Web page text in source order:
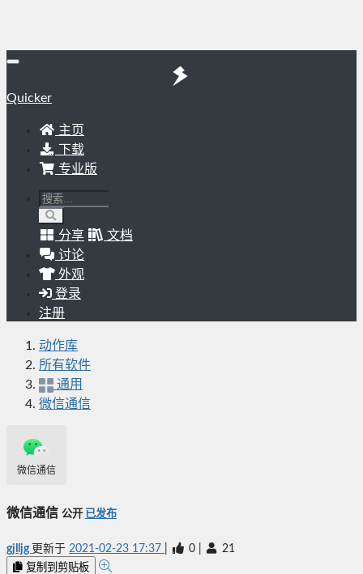
Quicker
主页
下载
专业版
分享
文档
讨论
外观
登录
注册
动作库
所有软件
通用
微信通信
微信通信
微信通信 公开 已发布
gjlljg 更新于 2021-02-23 17:37 0 21
复制到剪贴板